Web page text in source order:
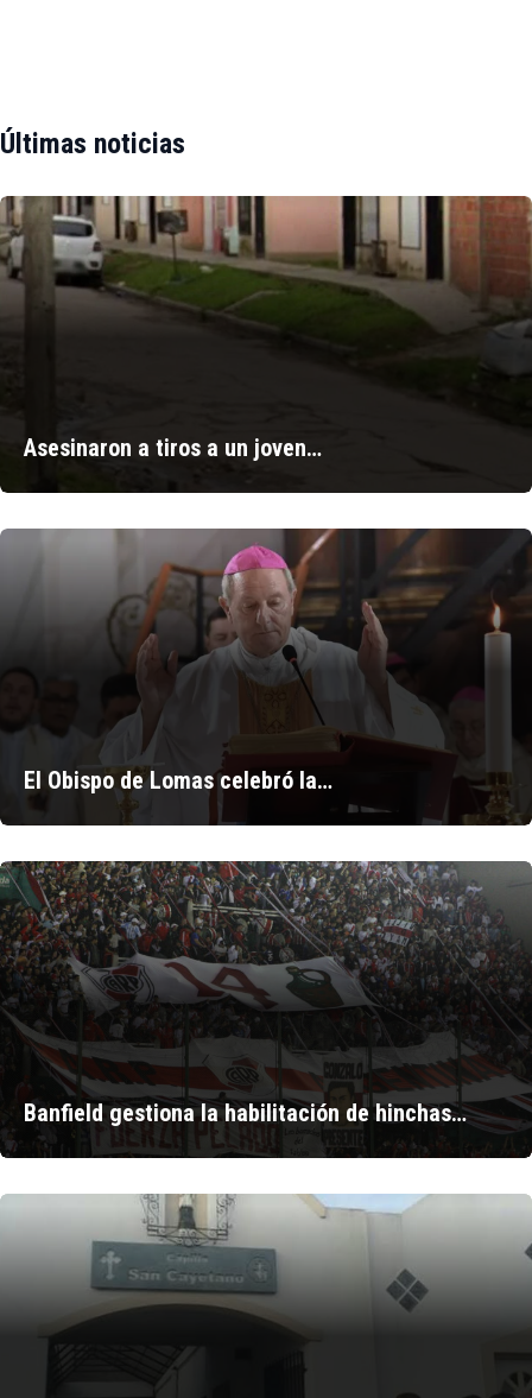
Últimas noticias
Asesinaron a tiros a un joven…
El Obispo de Lomas celebró la…
Banfield gestiona la habilitación de hinchas…